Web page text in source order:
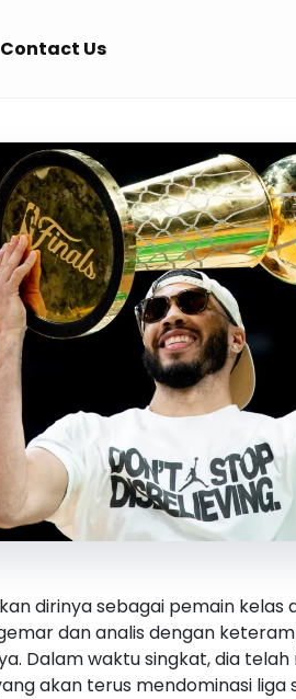
Contact Us
dirinya sebagai pemain kelas
dan analis dengan
Dalam waktu singkat, dia
akan terus mendominasi